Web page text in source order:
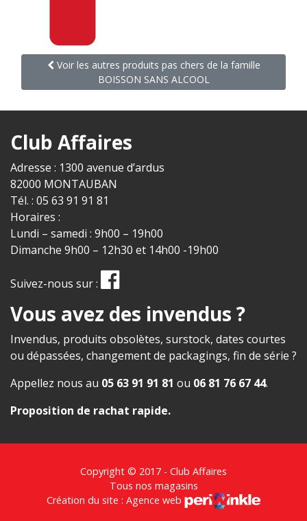
Voir les autres produits pas chers de la famille
BOISSON SANS ALCOOL
Club Affaires
Adresse : 1300 avenue d’ardus
82000 MONTAUBAN
Tél. : 05 63 91 91 81
Horaires :
Lundi – samedi : 9h00 – 19h00
Dimanche 9h00 – 12h30 et 14h00 -19h00
Suivez-nous sur :
Vous avez des invendus ?
Invendus, produits obsolètes, surstock, dates courtes
ou dépassées, changement de packagings, fin de série ?
Appellez nous au 05 63 91 91 81 ou 06 81 76 67 44.
Proposition de rachat rapide.
Copyright © 2017 - Club Affaires
Tous nos magasins
Création du site : Agence web